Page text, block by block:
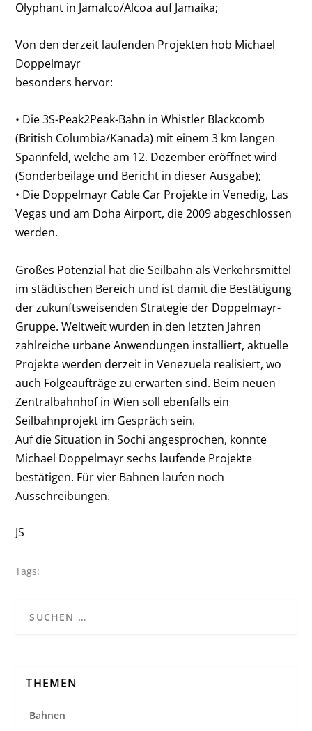
Olyphant in Jamalco/Alcoa auf Jamaika;
Von den derzeit laufenden Projekten hob Michael
Doppelmayr
besonders hervor:
• Die 3S-Peak2Peak-Bahn in Whistler Blackcomb
(British Columbia/Kanada) mit einem 3 km langen
Spannfeld, welche am 12. Dezember eröffnet wird
(Sonderbeilage und Bericht in dieser Ausgabe);
• Die Doppelmayr Cable Car Projekte in Venedig, Las
Vegas und am Doha Airport, die 2009 abgeschlossen
werden.
Großes Potenzial hat die Seilbahn als Verkehrsmittel
im städtischen Bereich und ist damit die Bestätigung
der zukunftsweisenden Strategie der Doppelmayr-
Gruppe. Weltweit wurden in den letzten Jahren
zahlreiche urbane Anwendungen installiert, aktuelle
Projekte werden derzeit in Venezuela realisiert, wo
auch Folgeaufträge zu erwarten sind. Beim neuen
Zentralbahnhof in Wien soll ebenfalls ein
Seilbahnprojekt im Gespräch sein.
Auf die Situation in Sochi angesprochen, konnte
Michael Doppelmayr sechs laufende Projekte
bestätigen. Für vier Bahnen laufen noch
Ausschreibungen.
JS
Tags:
THEMEN
Bahnen